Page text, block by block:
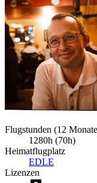
Flugstunden (12
1280h (70h)
Heimatflugplatz
EDLE
Lizenzen